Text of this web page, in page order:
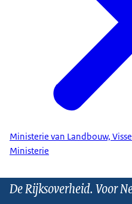
Ministerie van Landbouw,
Ministerie
De Rijksoverheid. Voor